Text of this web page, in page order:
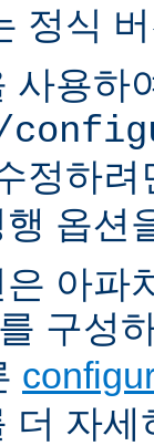
정식
사용하
정하
옵션
아파
구성
더 자